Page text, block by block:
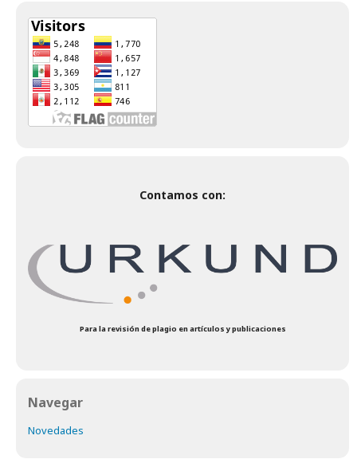
Contamos con:
Para la revisión de plagio en artículos y publicaciones
Navegar
Novedades